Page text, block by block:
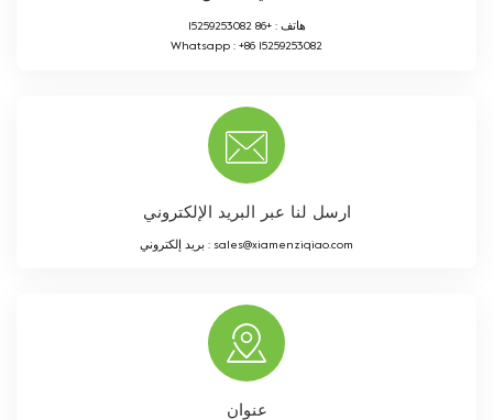
هاتف :+86 15259253082
Whatsapp : +86 15259253082
ارسل لنا عبر البريد الإلكتروني
بريد إلكتروني : sales@xiamenziqiao.com
عنوان